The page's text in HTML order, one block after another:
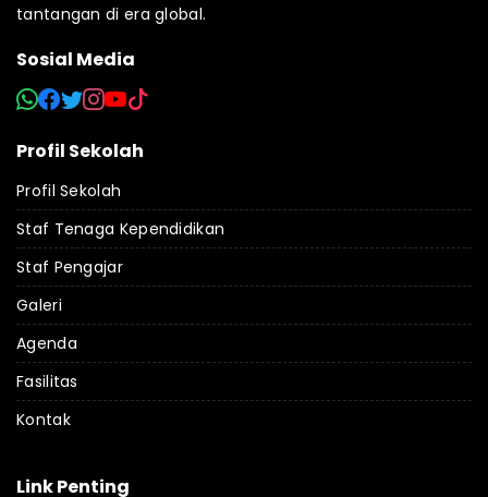
tantangan di era global.
Sosial Media
Profil Sekolah
Profil Sekolah
Staf Tenaga Kependidikan
Staf Pengajar
Galeri
Agenda
Fasilitas
Kontak
Link Penting